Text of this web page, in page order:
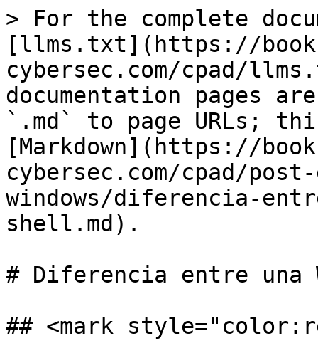
> For the complete
[llms.txt](https://
cybersec.com/cpad/
documentation pages
`.md` to page URLs;
[Markdown](https://
cybersec.com/cpad/
windows/diferencia-
shell.md).
# Diferencia entre una
## <mark